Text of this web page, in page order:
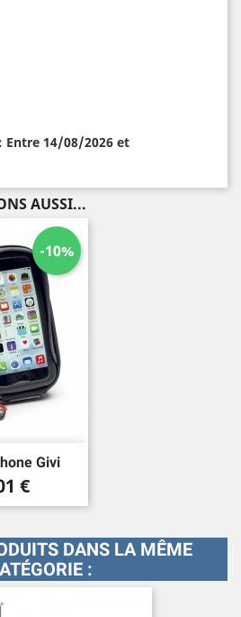
14/08/2026 et
AUSSI...
Givi
€
-10%
DANS LA MÊME
: